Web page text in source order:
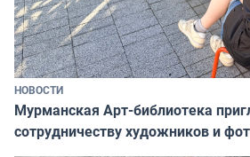
НОВОСТИ
Мурманская Арт-библиотека
сотрудничеству художников и